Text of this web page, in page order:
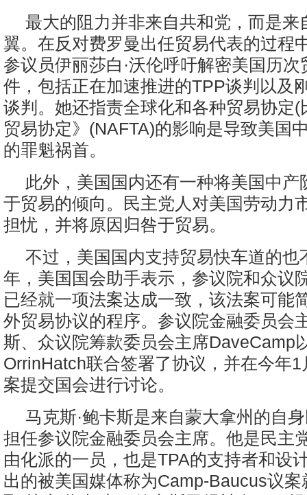
最大的阻力并非来自共和党，而是来
翼。在反对费罗曼出任贸易代表的过程
参议员伊丽莎白·沃伦呼吁解密美国历
件，包括正在加速推进的TPP谈判以及
谈判。她还指责全球化和各种贸易协定(
贸易协定》(NAFTA)的影响是导致美国
的罪魁祸首。
此外，美国国内还有一种将美国中产
于贸易的倾向。民主党人对美国劳动力
担忧，并将原因归咎于贸易。
不过，美国国内支持贸易快车道的也
年，美国国会助手表示，参议院和众议
已经就一项法案达成一致，该法案可能
外贸易协议的程序。参议院金融委员会
斯、众议院筹款委员会主席DaveCamp
OrrinHatch联合签署了协议，并在今年
案提交国会进行讨论。
马克斯·鲍卡斯是来自蒙大拿州的自
担任参议院金融委员会主席。他是民主
由化派的一员，也是TPA的支持者和设
出的被美国媒体称为Camp-Baucus议